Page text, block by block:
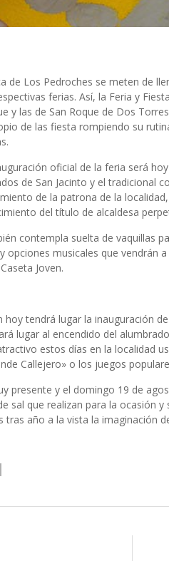
de Los Pedroches se meten de
ferias. Así, la Feria y
y las de San Roque de Dos
de las fiesta rompiendo su
oficial de la feria será
de San Jacinto y el tradicional
de la patrona de la
del título de alcaldesa
contempla suelta de vaquillas
opciones musicales que vendrán
Joven.
tendrá lugar la inauguración
lugar al encendido del
estos días en la localidad
Callejero» o los juegos
presente y el domingo 19 de
sal que realizan para la ocasión
año a la vista la imaginación